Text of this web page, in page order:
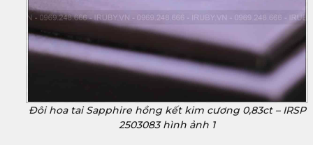
Đôi hoa tai Sapphire hồng kết kim cương 0,83ct – IRSP
2503083 hình ảnh 1